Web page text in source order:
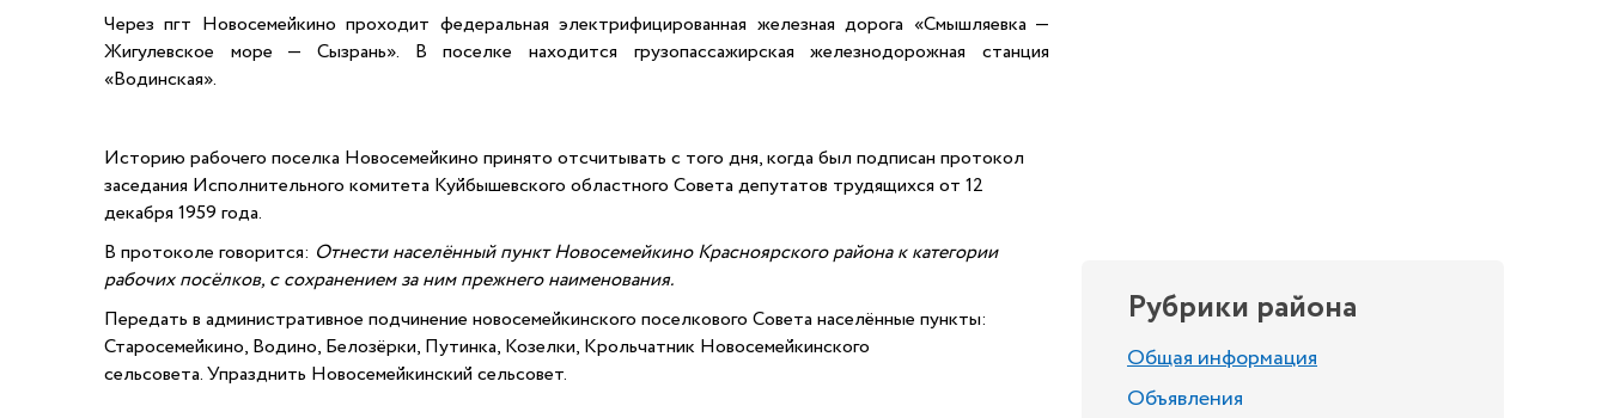
Через пгт Новосемейкино проходит федеральная электрифицированная железная дорога «Смышляевка —
Жигулевское море — Сызрань». В поселке находится грузопассажирская железнодорожная станция
«Водинская».
Историю рабочего поселка Новосемейкино принято отсчитывать с того дня, когда был подписан протокол
заседания Исполнительного комитета Куйбышевского областного Совета депутатов трудящихся от 12
декабря 1959 года.
В протоколе говорится: Отнести населённый пункт Новосемейкино Красноярского района к категории
рабочих посёлков, с сохранением за ним прежнего наименования.
Передать в административное подчинение новосемейкинского поселкового Совета населённые пункты:
Старосемейкино, Водино, Белозёрки, Путинка, Козелки, Крольчатник Новосемейкинского
сельсовета. Упразднить Новосемейкинский сельсовет.
Рубрики района
Общая информация
Объявления